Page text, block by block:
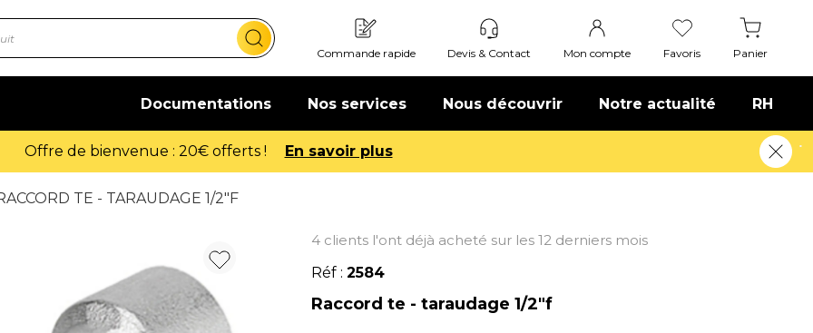
Commande rapide Devis & Contact Mon compte Favoris Panier
Documentations Nos services Nous découvrir Notre actualité RH
Offre de bienvenue : 20€ offerts ! En savoir plus
TE - TARAUDAGE 1/2"F
4 clients l'ont déjà acheté sur les 12 derniers mois
Réf : 2584
Raccord te - taraudage 1/2"f